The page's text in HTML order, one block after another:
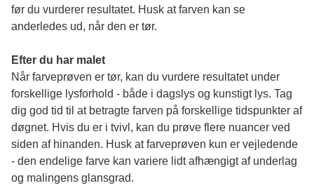
før du vurderer resultatet. Husk at farven kan se
anderledes ud, når den er tør.
Efter du har malet
Når farveprøven er tør, kan du vurdere resultatet under
forskellige lysforhold - både i dagslys og kunstigt lys. Tag
dig god tid til at betragte farven på forskellige tidspunkter af
døgnet. Hvis du er i tvivl, kan du prøve flere nuancer ved
siden af hinanden. Husk at farveprøven kun er vejledende
- den endelige farve kan variere lidt afhængigt af underlag
og malingens glansgrad.